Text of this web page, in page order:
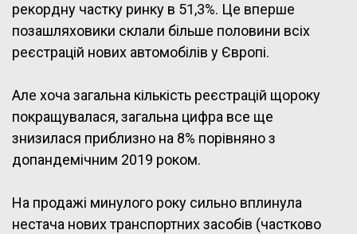
рекордну частку ринку в 51,3%. Це вперше
позашляховики склали більше половини всіх
реєстрацій нових автомобілів у Європі.
Але хоча загальна кількість реєстрацій щороку
покращувалася, загальна цифра все ще
знизилася приблизно на 8% порівняно з
допандемічним 2019 роком.
На продажі минулого року сильно вплинула
нестача нових транспортних засобів (частково